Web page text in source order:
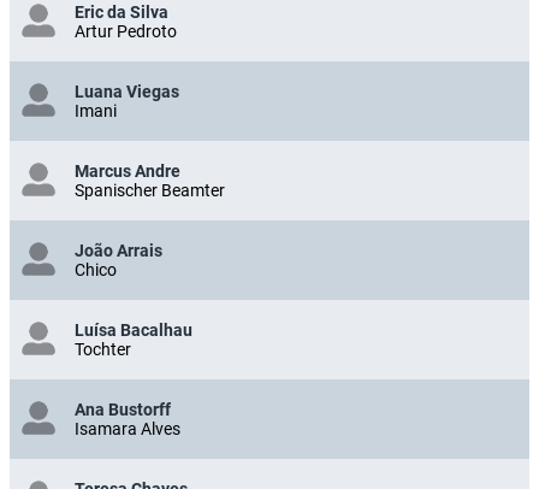
Eric da Silva
Artur Pedroto
Luana Viegas
Imani
Marcus Andre
Spanischer Beamter
João Arrais
Chico
Luísa Bacalhau
Tochter
Ana Bustorff
Isamara Alves